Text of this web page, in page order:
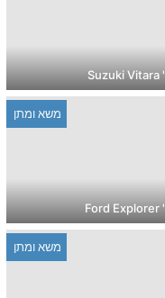
משא ומתן
משא ומתן